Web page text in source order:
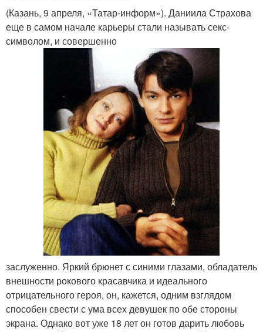
(Казань, 9 апреля, «Татар-информ»). Даниила Страхова
еще в самом начале карьеры стали называть секс-
символом, и совершенно
заслуженно. Яркий брюнет с синими глазами, обладатель
внешности рокового красавчика и идеального
отрицательного героя, он, кажется, одним взглядом
способен свести с ума всех девушек по обе стороны
экрана. Однако вот уже 18 лет он готов дарить любовь